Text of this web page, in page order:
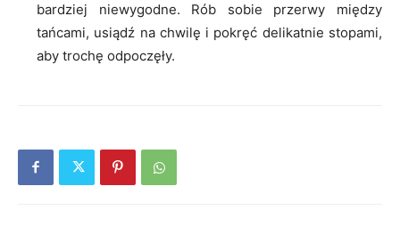
bardziej niewygodne. Rób sobie przerwy między
tańcami, usiądź na chwilę i pokręć delikatnie stopami,
aby trochę odpoczęły.